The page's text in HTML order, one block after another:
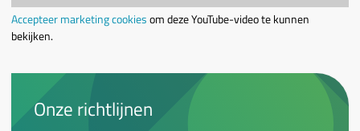
Accepteer marketing cookiesom deze YouTube-video te kunnen
bekijken.
Onze richtlijnen